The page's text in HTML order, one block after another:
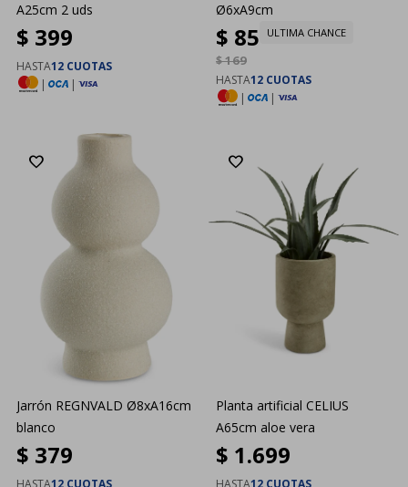
A25cm 2 uds
$ 399
HASTA12 CUOTAS
|
|
Ø6xA9cm
$ 85
$169
ULTIMA CHANCE
HASTA12 CUOTAS
|
|
Jarrón REGNVALD Ø8xA16cm
blanco
$ 379
HASTA12 CUOTAS
Planta artificial CELIUS
A65cm aloe vera
$ 1.699
HASTA12 CUOTAS